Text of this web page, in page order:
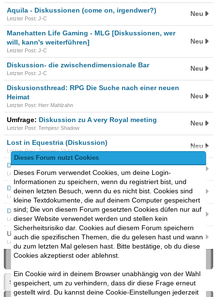
Dieses Forum nutzt Cookies
Dieses Forum verwendet Cookies, um deine Login-
Informationen zu speichern, wenn du registriert bist, und
deinen letzten Besuch, wenn du es nicht bist. Cookies sind
kleine Textdokumente, die auf deinem Computer gespeichert
sind; Die von diesem Forum gesetzten Cookies düfen nur auf
dieser Website verwendet werden und stellen kein
Sicherheitsrisiko dar. Cookies auf diesem Forum speichern
auch die spezifischen Themen, die du gelesen hast und wann
du zum letzten Mal gelesen hast. Bitte bestätige, ob du diese
Cookies akzeptierst oder ablehnst.
Ein Cookie wird in deinem Browser unabhängig von der Wahl
gespeichert, um zu verhindern, dass dir diese Frage erneut
gestellt wird. Du kannst deine Cookie-Einstellungen jederzeit
Aquila - Diskussionen (come on, irgendwer?)
Letzter Post: J-C
Neu
Manehatten Life Gaming - MLG [Diskussionen, wer
will, kann's weiterführen]
Letzter Post: J-C
Neu
Diskussion- die zwischendimensionale Bar
Letzter Post: J-C
Neu
Diskusionsthread: RPG Die Suche nach einer neuen
Heimat
Letzter Post: Herr Mahlzahn
Neu
Umfrage: Diskussion zu A very Royal meeting
Letzter Post: Tempesr Shadow
Neu
Lost in Equestria (Diskussion)
Letzter Post: Tempesr Shadow
Neu
Diskussionsthread Die Herschaft der drei
Letzter Post: Tempesr Shadow
Diskussionsthread Munja
Letzter Post: Tempesr Shadow
Neu
Diskussion Digimon MLP RPG
Letzter Post: Tempesr Shadow
Neu
Umfrage: Diskusions Thread zu: die neue königin
Letzter Post: Tempesr Shadow
Neu
Search:
Seite: 1 »